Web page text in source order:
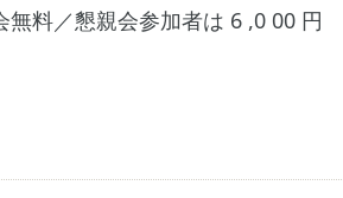
料／懇親会参加者は 6 ,0 00 円